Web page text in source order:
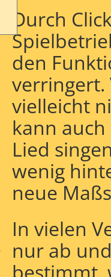
Durch
den
verringert.
vielleicht
kann
Lied
wenig
neue
In vielen
nur ab